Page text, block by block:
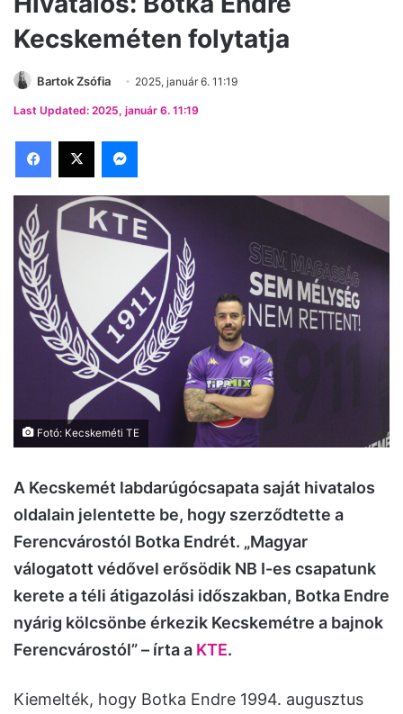
Kecskeméten folytatja
Bartok Zsófia 2025, január 6. 11:19
Last Updated: 2025, január 6. 11:19
Facebook
X Messenger
Fotó: Kecskeméti TE
A Kecskemét labdarúgócsapata saját hivatalos
oldalain jelentette be, hogy szerződtette a
Ferencvárostól Botka Endrét. „Magyar
válogatott védővel erősödik NB I-es csapatunk
kerete a téli átigazolási időszakban, Botka Endre
nyárig kölcsönbe érkezik Kecskemétre a bajnok
Ferencvárostól” – írta a KTE.
Kiemelték, hogy Botka Endre 1994. augusztus